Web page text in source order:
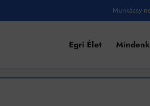
Munkácsy
Egri Élet